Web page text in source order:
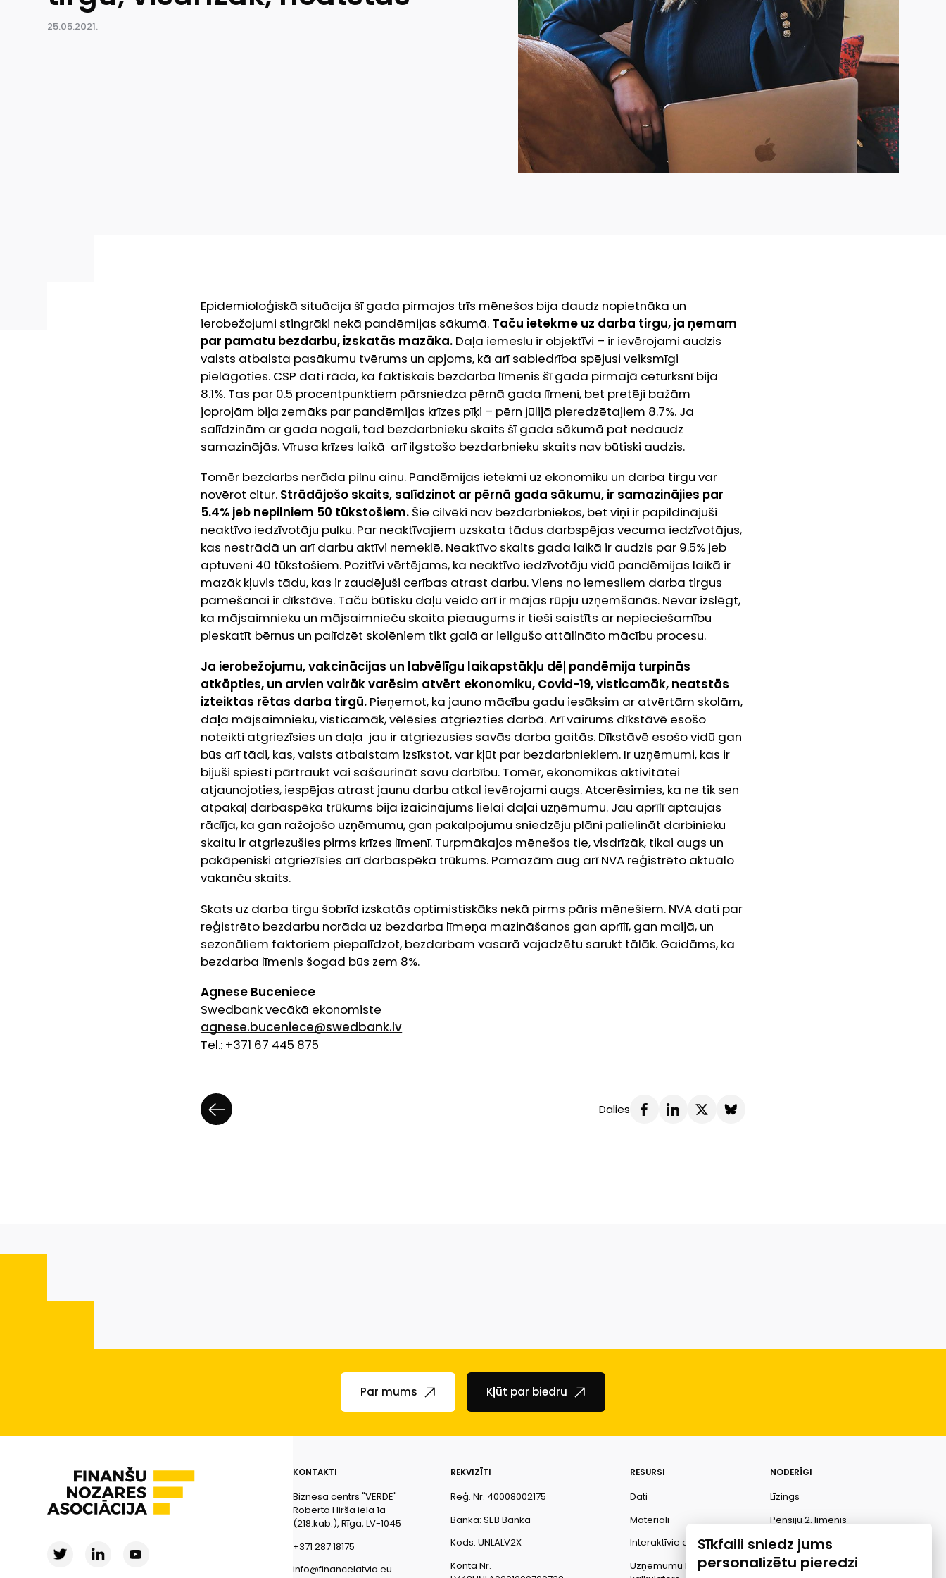
25.05.2021.
Epidemioloģiskā situācija šī gada pirmajos trīs mēnešos bija daudz nopietnāka un
ierobežojumi stingrāki nekā pandēmijas sākumā. Taču ietekme uz darba tirgu, ja ņemam
par pamatu bezdarbu, izskatās mazāka. Daļa iemeslu ir objektīvi – ir ievērojami audzis
valsts atbalsta pasākumu tvērums un apjoms, kā arī sabiedrība spējusi veiksmīgi
pielāgoties. CSP dati rāda, ka faktiskais bezdarba līmenis šī gada pirmajā ceturksnī bija
8.1%. Tas par 0.5 procentpunktiem pārsniedza pērnā gada līmeni, bet pretēji bažām
joprojām bija zemāks par pandēmijas krīzes pīķi – pērn jūlijā pieredzētajiem 8.7%. Ja
salīdzinām ar gada nogali, tad bezdarbnieku skaits šī gada sākumā pat nedaudz
samazinājās. Vīrusa krīzes laikā arī ilgstošo bezdarbnieku skaits nav būtiski audzis.
Tomēr bezdarbs nerāda pilnu ainu. Pandēmijas ietekmi uz ekonomiku un darba tirgu var
novērot citur. Strādājošo skaits, salīdzinot ar pērnā gada sākumu, ir samazinājies par
5.4% jeb nepilniem 50 tūkstošiem. Šie cilvēki nav bezdarbniekos, bet viņi ir papildinājuši
neaktīvo iedzīvotāju pulku. Par neaktīvajiem uzskata tādus darbspējas vecuma iedzīvotājus,
kas nestrādā un arī darbu aktīvi nemeklē. Neaktīvo skaits gada laikā ir audzis par 9.5% jeb
aptuveni 40 tūkstošiem. Pozitīvi vērtējams, ka neaktīvo iedzīvotāju vidū pandēmijas laikā ir
mazāk kļuvis tādu, kas ir zaudējuši cerības atrast darbu. Viens no iemesliem darba tirgus
pamešanai ir dīkstāve. Taču būtisku daļu veido arī ir mājas rūpju uzņemšanās. Nevar izslēgt,
ka mājsaimnieku un mājsaimnieču skaita pieaugums ir tieši saistīts ar nepieciešamību
pieskatīt bērnus un palīdzēt skolēniem tikt galā ar ieilgušo attālināto mācību procesu.
Ja ierobežojumu, vakcinācijas un labvēlīgu laikapstākļu dēļ pandēmija turpinās
atkāpties, un arvien vairāk varēsim atvērt ekonomiku, Covid-19, visticamāk, neatstās
izteiktas rētas darba tirgū. Pieņemot, ka jauno mācību gadu iesāksim ar atvērtām skolām,
daļa mājsaimnieku, visticamāk, vēlēsies atgriezties darbā. Arī vairums dīkstāvē esošo
noteikti atgriezīsies un daļa jau ir atgriezusies savās darba gaitās. Dīkstāvē esošo vidū gan
būs arī tādi, kas, valsts atbalstam izsīkstot, var kļūt par bezdarbniekiem. Ir uzņēmumi, kas ir
bijuši spiesti pārtraukt vai sašaurināt savu darbību. Tomēr, ekonomikas aktivitātei
atjaunojoties, iespējas atrast jaunu darbu atkal ievērojami augs. Atcerēsimies, ka ne tik sen
atpakaļ darbaspēka trūkums bija izaicinājums lielai daļai uzņēmumu. Jau aprīlī aptaujas
rādīja, ka gan ražojošo uzņēmumu, gan pakalpojumu sniedzēju plāni palielināt darbinieku
skaitu ir atgriezušies pirms krīzes līmenī. Turpmākajos mēnešos tie, visdrīzāk, tikai augs un
pakāpeniski atgriezīsies arī darbaspēka trūkums. Pamazām aug arī NVA reģistrēto aktuālo
vakanču skaits.
Skats uz darba tirgu šobrīd izskatās optimistiskāks nekā pirms pāris mēnešiem. NVA dati par
reģistrēto bezdarbu norāda uz bezdarba līmeņa mazināšanos gan aprīlī, gan maijā, un
sezonāliem faktoriem piepalīdzot, bezdarbam vasarā vajadzētu sarukt tālāk. Gaidāms, ka
bezdarba līmenis šogad būs zem 8%.
Agnese Buceniece
Swedbank vecākā ekonomiste
agnese.buceniece@swedbank.lv
Tel.: +371 67 445 875
Dalies
Par mums Kļūt par biedru
KONTAKTI
Biznesa centrs "VERDE"
Roberta Hirša iela 1a
(218.kab.), Rīga, LV-1045
+371 287 18175
info@financelatvia.eu
REKVIZĪTI
Reģ. Nr. 40008002175
Banka: SEB Banka
Kods: UNLALV2X
Konta Nr.
RESURSI
Dati
Materiāli
Interaktīvie dati
Uzņēmumu kredītspējas
NODERĪGI
Līzings
Pensiju 2. līmenis
Finanšu pratība
Ombuds
Sīkfaili sniedz jums
personalizētu pieredzi